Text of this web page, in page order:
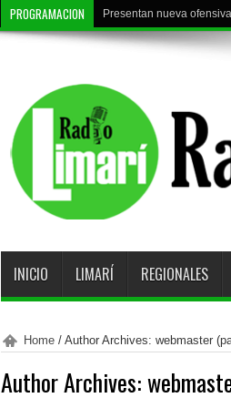
PROGRAMACION Presentan nueva
Deportes Ovalle reanuda
INICIO LIMARÍ REGIONALES
Home/ Author Archives: webmaster
Author Archives: